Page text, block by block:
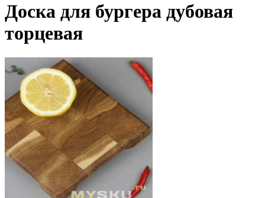
Доска для бургера дубовая
торцевая